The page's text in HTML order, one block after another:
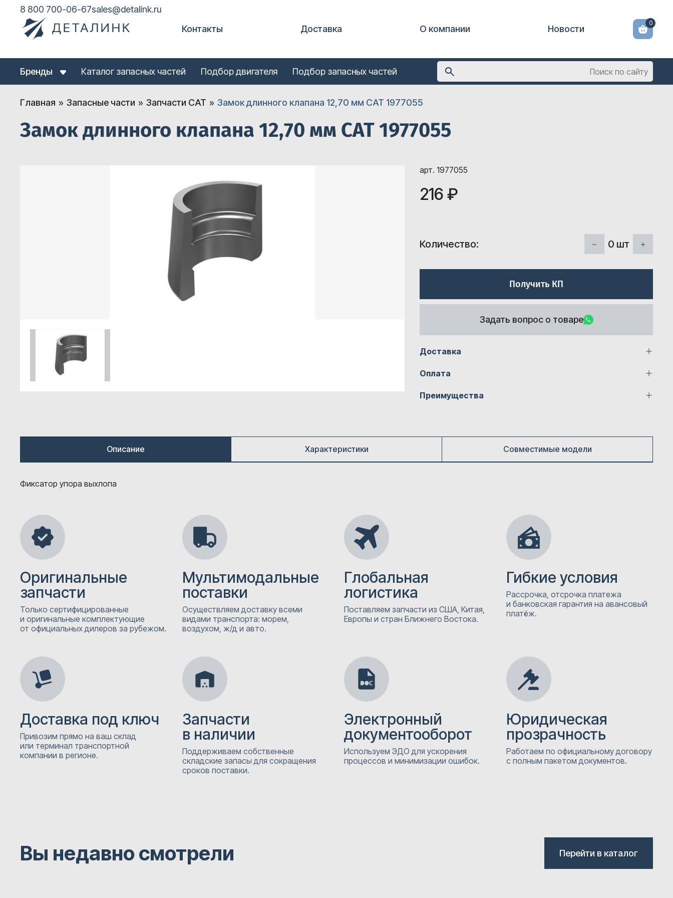
8 800 700-06-67sales@detalink.ru
Контакты
Доставка О компании Новости
0
Бренды Каталог запасных частей Подбор двигателя Подбор запасных частей
Главная Запасные части Запчасти CAT Замок длинного клапана 12,70 мм CAT 1977055
Замок длинного клапана 12,70 мм CAT 1977055
арт. 1977055
216 ₽
Количество: 0 шт
Получить КП
Задать вопрос о товаре
Доставка
Оплата
Преимущества
Описание Характеристики Совместимые модели
Фиксатор упора выхлопа
Оригинальные
запчасти
Только сертифицированные
и оригинальные комплектующие
от официальных дилеров за рубежом.
Мультимодальные
поставки
Осуществляем доставку всеми
видами транспорта: морем,
воздухом, ж/д и авто.
Глобальная
логистика
Поставляем запчасти из США, Китая,
Европы и стран Ближнего Востока.
Гибкие условия
Рассрочка, отсрочка платежа
и банковская гарантия на авансовый
платёж.
Доставка под ключ
Привозим прямо на ваш склад
или терминал транспортной
компании в регионе.
Запчасти
в наличии
Поддерживаем собственные
складские запасы для сокращения
сроков поставки.
Электронный
документооборот
Используем ЭДО для ускорения
процессов и минимизации ошибок.
Юридическая
прозрачность
Работаем по официальному договору
с полным пакетом документов.
Вы недавно смотрели Перейти в каталог